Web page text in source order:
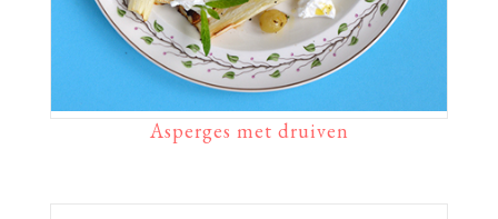
Asperges met druiven